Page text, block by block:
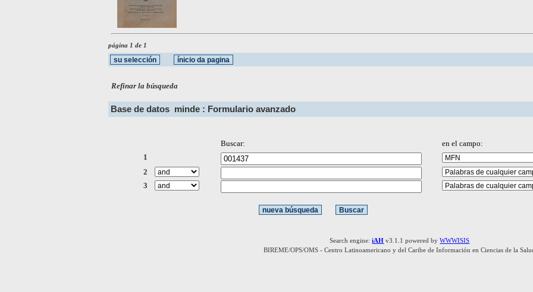
página 1 de 1
Refinar la búsqueda
Base de datos minde : Formulario avanzado
Buscar:
en el campo:
1
2
3
Search engine:iAH v3.1.1 powered byWWWISIS
BIREME/OPS/OMS - Centro Latinoamericano y del Caribe de Información en Ciencias de la